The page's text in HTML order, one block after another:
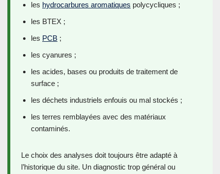
les hydrocarbures aromatiques polycycliques ;
les BTEX ;
les PCB ;
les cyanures ;
les acides, bases ou produits de traitement de
surface ;
les déchets industriels enfouis ou mal stockés ;
les terres remblayées avec des matériaux
contaminés.
Le choix des analyses doit toujours être adapté à
l’historique du site. Un diagnostic trop général ou